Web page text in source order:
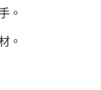
。
。